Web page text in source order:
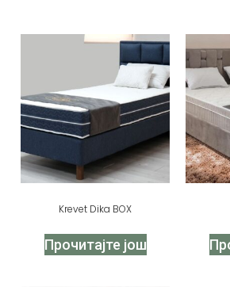
Krevet Dika BOX
Прочитајте још